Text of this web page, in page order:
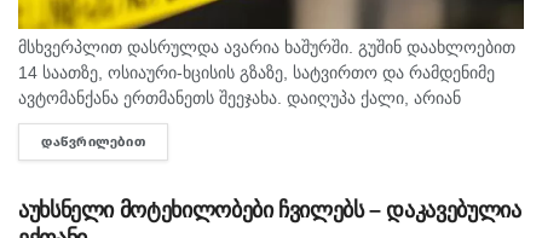
მსხვერპლით დასრულდა ავარია ხაშურში. გუშინ დაახლოებით
14 საათზე, ოსიაური-ხცისის გზაზე, სატვირთო და რამდენიმე
ავტომანქანა ერთმანეთს შეეჯახა. დაიღუპა ქალი, არიან
დაშავებულებიც. შსს-ს ინფორმაციით, გამოძიება 276-ე მუხლის
მე-6 ნაწილით მიმდინარეობს.
ᲓᲐᲬᲕᲠᲘᲚᲔᲑᲘᲗ
აუხსნელი მოტეხილობები ჩვილებს – დაკავებულია